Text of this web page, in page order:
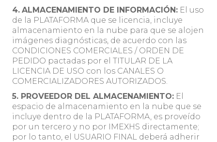
4. ALMACENAMIENTO DE INFORMACIÓN: El uso
de la PLATAFORMA que se licencia, incluye
almacenamiento en la nube para que se alojen
imágenes diagnósticas, de acuerdo con las
CONDICIONES COMERCIALES / ORDEN DE
PEDIDO pactadas por el TITULAR DE LA
LICENCIA DE USO con los CANALES O
COMERCIALIZADORES AUTORIZADOS.
5. PROVEEDOR DEL ALMACENAMIENTO: El
espacio de almacenamiento en la nube que se
incluye dentro de la PLATAFORMA, es proveído
por un tercero y no por IMEXHS directamente;
por lo tanto, el USUARIO FINAL deberá adherir